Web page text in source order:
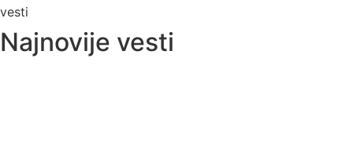
vesti
Najnovije vesti